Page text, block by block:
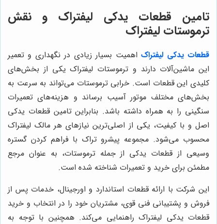
تامین قطعات یدکی لیفتراک و نقش
ترموستات لیفتراک
قطعات یدکی لیفتراک اهمیت بسیار زیادی در نگهداری و تعمیر
این ماشین‌آلات دارند و ترموستات لیفتراک یکی از بخش‌های
کلیدی این قطعات است. خرابی ترموستات می‌تواند به سرعت به
بخش‌های مختلف موتور آسیب برساند و هزینه‌های تعمیرات
سنگینی را به همراه داشته باشد. بنابراین تامین قطعات یدکی
اصل و با کیفیت، یکی از اصلی‌ترین نیازهای هر مالک لیفتراک
محسوب می‌شود. مجموعه پیشرو تراک با فراهم کردن گستره
وسیعی از قطعات یدکی از جمله ترموستات، به عنوان مرجع
مطمئن برای خرید و تعمیرات شناخته شده است.
این شرکت با ارائه قطعات استاندارد و اورجینال، خدمات پس از
فروش و پشتیبانی فنی قوی، مشتریان خود را در انتخاب و خرید
قطعات یدکی لیفتراک راهنمایی می‌کند. همچنین با توجه به